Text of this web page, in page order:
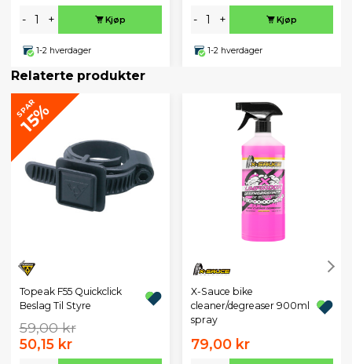
- + Kjøp
1-2 hverdager
- + Kjøp
1-2 hverdager
Relaterte produkter
SPAR
15%
Topeak F55 Quickclick
Beslag Til Styre
59,00 kr
50,15 kr
X-Sauce bike
cleaner/degreaser 900ml
spray
79,00 kr